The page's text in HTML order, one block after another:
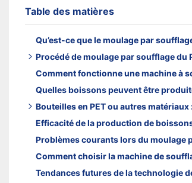
Table des matières
Qu’est-ce que le moulage par
Procédé de moulage par soufflage
1. Chargement de la préforme
2. Chauffage des préformes
3. Processus d'étirement
4. Étape de soufflage d'air
5. Processus de refroidissement
6. Sortie de bouteilles
Comment fonctionne une machine à
Quelles boissons peuvent être
Bouteilles en PET ou autres
Bouteilles PET
Bouteilles en verre
Canettes en aluminium
Efficacité de la production de
Problèmes courants lors du moulage
Comment choisir la machine de
Tendances futures de la technologie